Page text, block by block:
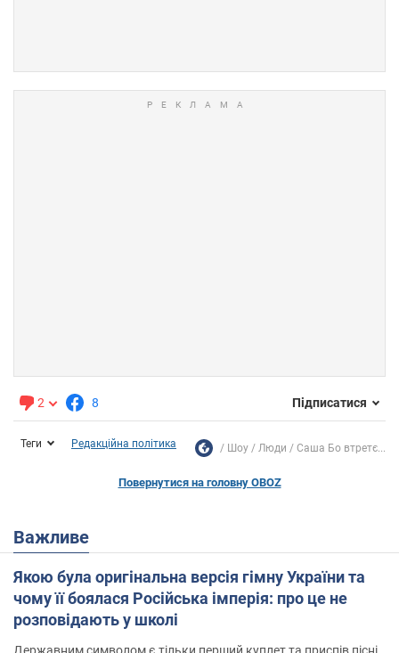
2 8 Підписатися
Теги Редакційна політика Шоу Люди Саша Бо втретє...
Повернутися на головну OBOZ
Важливе
Якою була оригінальна версія гімну України та
чому її боялася Російська імперія: про це не
розповідають у школі
Державним символом є тільки перший куплет та приспів пісні